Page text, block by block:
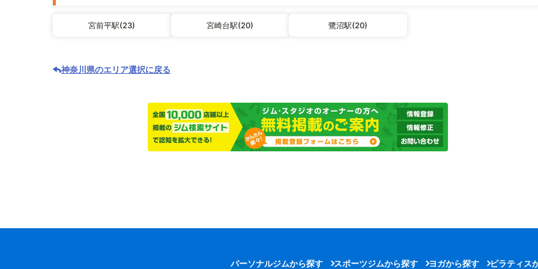
宮前平駅(23) 宮崎台駅(20) 鷺沼駅(20)
神奈川県のエリア選択に戻る
パーソナルジムから探す スポーツジムから探す ヨガから探す ピラティス